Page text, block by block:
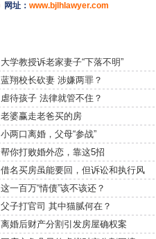
网址： www.bjlhlawyer.com
大学教授诉老家妻子“下落不明”
蓝翔校长砍妻 涉嫌两罪？
虐待孩子 法律就管不住？
老婆赢走老爸买的房
小两口离婚，父母“参战”
帮你打败婚外恋，靠这5招
借名买房虽能要回，但诉讼和执行风
这一百万“情债”该不该还？
父子打官司 其中猫腻何在？
离婚后财产分割引发房屋确权案